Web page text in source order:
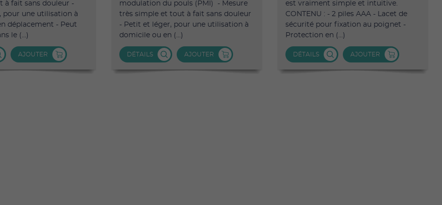
à fait sans douleur -
pour une utilisation à
déplacement - Peut
le (...)
AJOUTER
modulation du pouls (PMI) - Mesure
très simple et tout à fait sans douleur
- Petit et léger, pour une utilisation à
domicile ou en (...)
DÉTAILS AJOUTER
est vraiment simple et intuitive.
CONTENU : - 2 piles AAA - Lacet de
sécurité pour fixation au poignet -
Protection en (...)
DÉTAILS AJOUTER